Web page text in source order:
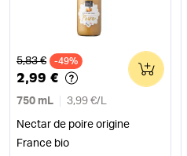
Ancien prix
5,83 € -49%
2,99 €
750 mL 3,99 €/ L
Nectar de poire origine
France bio
0